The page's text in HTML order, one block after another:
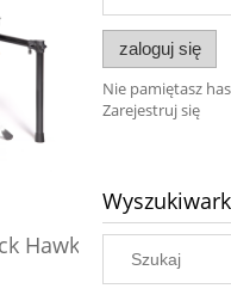
Hawk
Pianino
zaloguj się
Nie pamiętasz
Zarejestruj się